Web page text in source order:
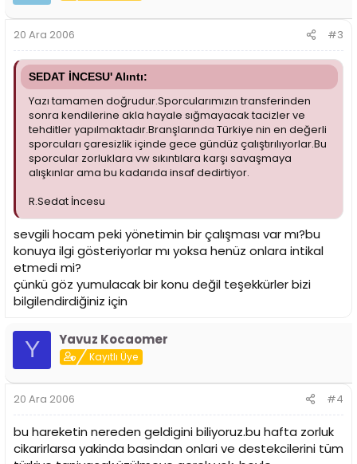
20 Ara 2006 #3
SEDAT İNCESU' Alıntı:
Yazı tamamen doğrudur.Sporcularımızın transferinden
sonra kendilerine akla hayale sığmayacak tacizler ve
tehditler yapılmaktadır.Branşlarında Türkiye nin en değerli
sporcuları çaresizlik içinde gece gündüz çalıştırılıyorlar.Bu
sporcular zorluklara vw sıkıntılara karşı savaşmaya
alışkınlar ama bu kadarıda insaf dedirtiyor.
R.Sedat İncesu
sevgili hocam peki yönetimin bir çalışması var mı?bu
konuya ilgi gösteriyorlar mı yoksa henüz onlara intikal
etmedi mi?
çünkü göz yumulacak bir konu değil teşekkürler bizi
bilgilendirdiğiniz için
Y Yavuz Kocaomer
Kayıtlı Üye
20 Ara 2006 #4
bu hareketin nereden geldigini biliyoruz.bu hafta zorluk
cikarirlarsa yakinda basindan onlari ve destekcilerini tüm